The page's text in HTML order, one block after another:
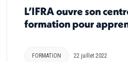
L’IFRA ouvre son
formation pour
FORMATION 22 juillet 2022